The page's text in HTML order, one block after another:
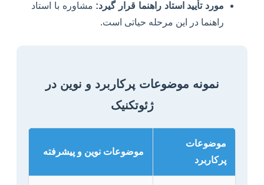
مورد تأیید استاد راهنما قرار گیرد: مشاوره با استاد
راهنما در این مرحله حیاتی است.
نمونه موضوعات پرکاربرد و نوین در
ژئوتکنیک
موضوعات
پرکاربرد
موضوعات نوین و پیشرفته